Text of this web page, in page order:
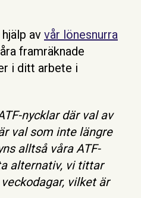
av vår lönesnurra
framräknade
i ditt arbete i
nycklar där val av
val som inte längre
alltså våra ATF-
alternativ, vi tittar
vilket är